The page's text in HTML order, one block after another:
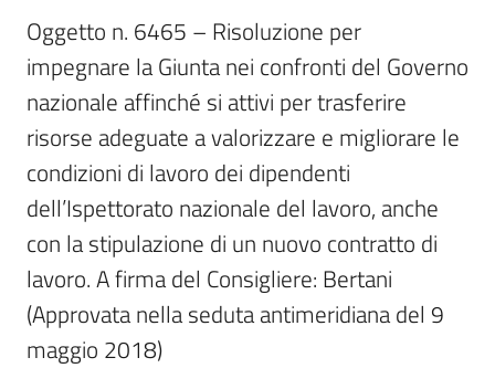
Per
i
media
Per
i
cittadini
Oggetto n. 6465 – Risoluzione per
impegnare la Giunta nei confronti del Governo
nazionale affinché si attivi per trasferire
risorse adeguate a valorizzare e migliorare le
condizioni di lavoro dei dipendenti
dell’Ispettorato nazionale del lavoro, anche
con la stipulazione di un nuovo contratto di
lavoro. A firma del Consigliere: Bertani
(Approvata nella seduta antimeridiana del 9
maggio 2018)